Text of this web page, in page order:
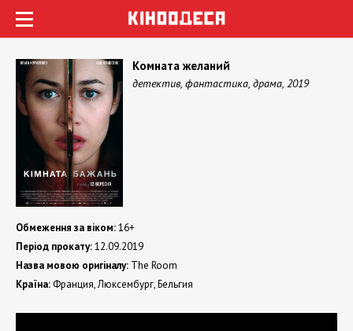
Комната желаний
детектив, фантастика, драма, 2019
Обмеження за віком:16+
Період прокату:12.09.2019
Назва мовою оригіналу: The Room
Країна:Франция, Люксембург, Бельгия